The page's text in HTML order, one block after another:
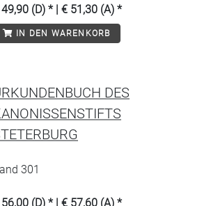
(D) * | € 51,30 (A) *
IN DEN WARENKORB
DES
301
(D) * | € 57,60 (A) *